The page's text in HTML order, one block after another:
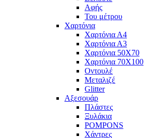
Αφής
Του μέτρου
Χαρτόνια
Χαρτόνια Α4
Χαρτόνια Α3
Χαρτόνια 50Χ70
Χαρτόνια 70Χ100
Οντουλέ
Μεταλιζέ
Glitter
Αξεσουάρ
Πλάστες
Ξυλάκια
POMPONS
Χάντρες